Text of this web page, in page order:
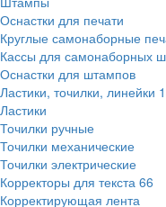
Оснастки для печати
Круглые самонаборные
Кассы для самонаборных
Оснастки для штампов
Ластики, точилки, линейки
Ластики
Точилки ручные
Точилки механические
Точилки электрические
Корректоры для текста 66
Корректирующая лента